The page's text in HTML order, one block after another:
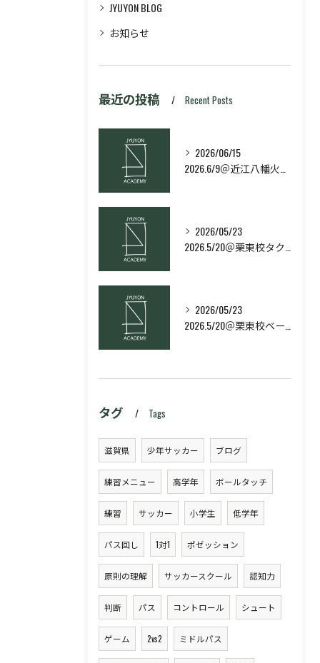
JYUYON BLOG
お知らせ
最近の投稿 Recent Posts
2026/06/15
2026/05/23
2026/05/23
タグ Tags
滋賀県 少年サッカー ブログ
練習メニュー 高学年 ボールタッチ
練習 サッカー 小学生 低学年
パス回し 1対1 ポゼッション
原則の理解 サッカースクール 認知力
判断 パス コントロール シュート
ゲーム 2vs2 ミドルパス